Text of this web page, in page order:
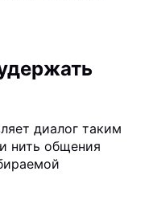
диалог таким
нить общения